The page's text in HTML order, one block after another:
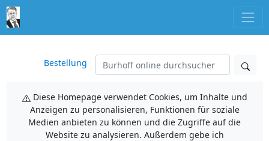
Bestellung
Diese Homepage verwendet Cookies, um Inhalte und
Anzeigen zu personalisieren, Funktionen für soziale
Medien anbieten zu können und die Zugriffe auf die
Website zu analysieren. Außerdem gebe ich